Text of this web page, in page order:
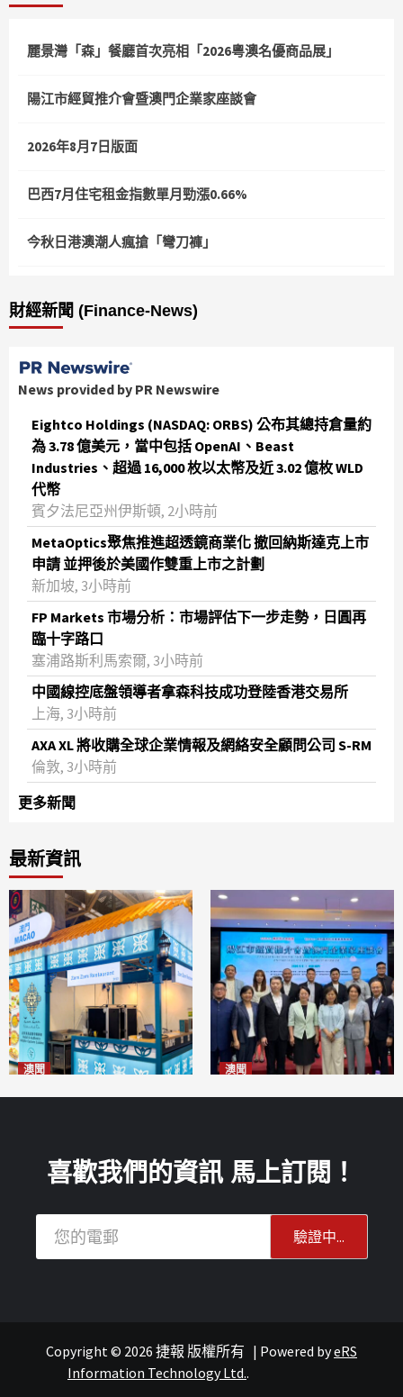
麗景灣「森」餐廳首次亮相「2026粵澳名優商品展」
陽江市經貿推介會暨澳門企業家座談會
2026年8月7日版面
巴西7月住宅租金指數單月勁漲0.66%
今秋日港澳潮人瘋搶「彎刀褲」
財經新聞 (Finance-News)
News provided by PR Newswire
Eightco Holdings (NASDAQ: ORBS) 公布其總持倉量約
為 3.78 億美元，當中包括 OpenAI、Beast
Industries、超過 16,000 枚以太幣及近 3.02 億枚 WLD
代幣
賓夕法尼亞州伊斯頓, 2小時前
MetaOptics聚焦推進超透鏡商業化 撤回納斯達克上市
申請 並押後於美國作雙重上市之計劃
新加坡, 3小時前
FP Markets 市場分析：市場評估下一步走勢，日圓再
臨十字路口
塞浦路斯利馬索爾, 3小時前
中國線控底盤領導者拿森科技成功登陸香港交易所
上海, 3小時前
AXA XL 將收購全球企業情報及網絡安全顧問公司 S-RM
倫敦, 3小時前
更多新聞
最新資訊
澳聞 澳聞
葡語國家經貿
喜歡我們的資訊 馬上訂閱！
Copyright © 2026 捷報 版權所有 | Powered byeRS
Information Technology Ltd..